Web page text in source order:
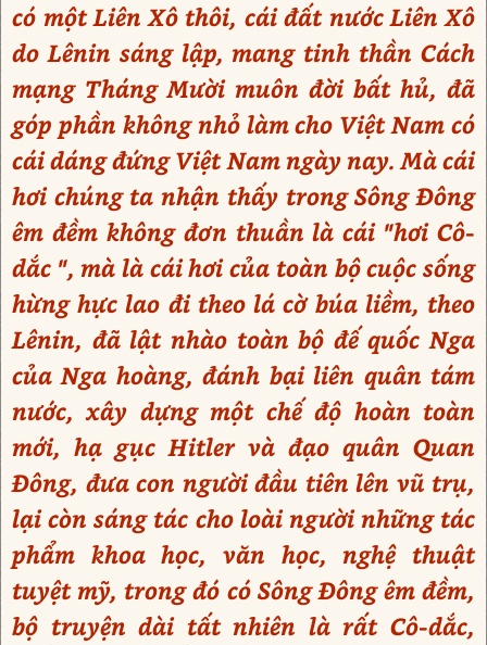
có một Liên Xô thôi, cái đất nước Liên Xô
do Lênin sáng lập, mang tinh thần Cách
mạng Tháng Mười muôn đời bất hủ, đã
góp phần không nhỏ làm cho Việt Nam có
cái dáng đứng Việt Nam ngày nay. Mà cái
hơi chúng ta nhận thấy trong Sông Đông
êm đềm không đơn thuần là cái "hơi Cô-
dắc ", mà là cái hơi của toàn bộ cuộc sống
hừng hực lao đi theo lá cờ búa liềm, theo
Lênin, đã lật nhào toàn bộ đế quốc Nga
của Nga hoàng, đánh bại liên quân tám
nước, xây dựng một chế độ hoàn toàn
mới, hạ gục Hitler và đạo quân Quan
Đông, đưa con người đầu tiên lên vũ trụ,
lại còn sáng tác cho loài người những tác
phẩm khoa học, văn học, nghệ thuật
tuyệt mỹ, trong đó có Sông Đông êm đềm,
bộ truyện dài tất nhiên là rất Cô-dắc,